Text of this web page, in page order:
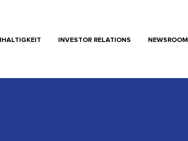
INVESTOR RELATIONS NEWSROOM